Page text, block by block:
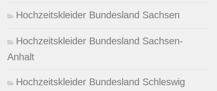
Hochzeitskleider Bundesland Sachsen
Hochzeitskleider Bundesland Sachsen-
Anhalt
Hochzeitskleider Bundesland Schleswig